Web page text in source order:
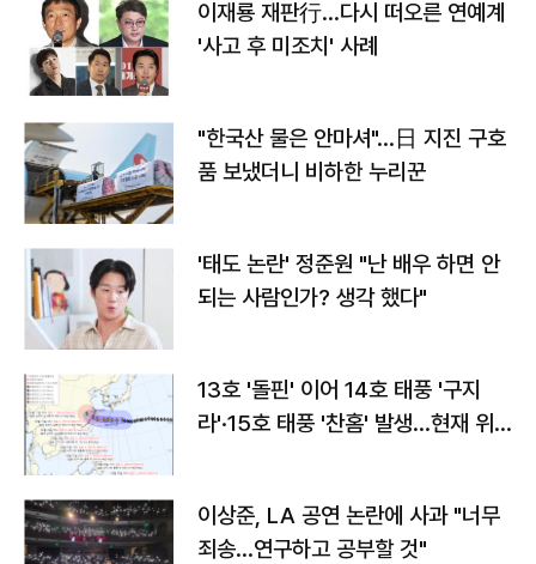
이재룡 재판行…다시 떠오른 연예계
'사고 후 미조치' 사례
"한국산 물은 안마셔"…日 지진 구호
품 보냈더니 비하한 누리꾼
'태도 논란' 정준원 "난 배우 하면 안
되는 사람인가? 생각 했다"
13호 '돌핀' 이어 14호 태풍 '구지
라'·15호 태풍 '찬홈' 발생…현재 위
이상준, LA 공연 논란에 사과 "너무
죄송…연구하고 공부할 것"